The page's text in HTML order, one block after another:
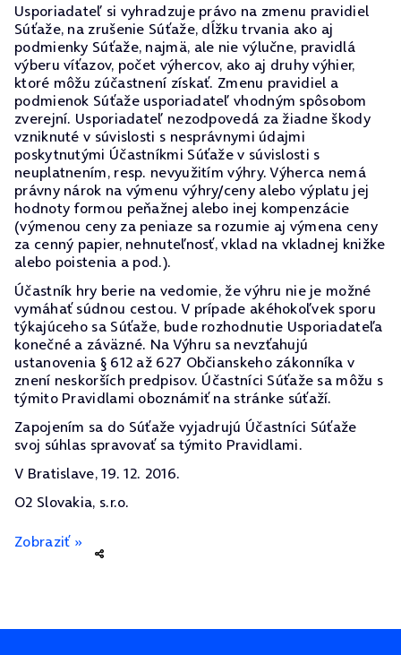
Usporiadateľ si vyhradzuje právo na zmenu pravidiel
Súťaže, na zrušenie Súťaže, dĺžku trvania ako aj
podmienky Súťaže, najmä, ale nie výlučne, pravidlá
výberu víťazov, počet výhercov, ako aj druhy výhier,
ktoré môžu zúčastnení získať. Zmenu pravidiel a
podmienok Súťaže usporiadateľ vhodným spôsobom
zverejní. Usporiadateľ nezodpovedá za žiadne škody
vzniknuté v súvislosti s nesprávnymi údajmi
poskytnutými Účastníkmi Súťaže v súvislosti s
neuplatnením, resp. nevyužitím výhry. Výherca nemá
právny nárok na výmenu výhry/ceny alebo výplatu jej
hodnoty formou peňažnej alebo inej kompenzácie
(výmenou ceny za peniaze sa rozumie aj výmena ceny
za cenný papier, nehnuteľnosť, vklad na vkladnej knižke
alebo poistenia a pod.).
Účastník hry berie na vedomie, že výhru nie je možné
vymáhať súdnou cestou. V prípade akéhokoľvek sporu
týkajúceho sa Súťaže, bude rozhodnutie Usporiadateľa
konečné a záväzné. Na Výhru sa nevzťahujú
ustanovenia § 612 až 627 Občianskeho zákonníka v
znení neskorších predpisov. Účastníci Súťaže sa môžu s
týmito Pravidlami oboznámiť na stránke súťaží.
Zapojením sa do Súťaže vyjadrujú Účastníci Súťaže
svoj súhlas spravovať sa týmito Pravidlami.
V Bratislave, 19. 12. 2016.
O2 Slovakia, s.r.o.
Zobraziť »